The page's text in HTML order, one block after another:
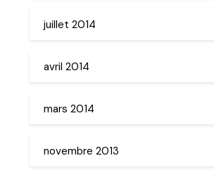
juillet 2014
avril 2014
mars 2014
novembre 2013